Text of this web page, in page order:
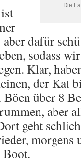
Die
dafür
sodass
Klar,
der Kat
über 8
aber
geht
morgens